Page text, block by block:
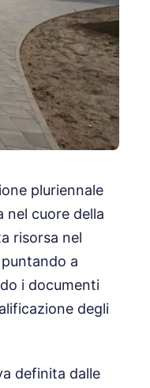
pluriennale
nel cuore della
risorsa nel
a
i documenti
degli
definita dalle